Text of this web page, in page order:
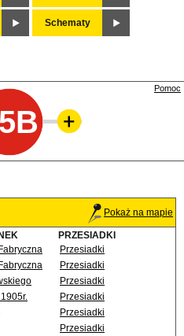
Schematy
Pomoc
Pokaż na mapie
PRZESIADKI
Przesiadki
Przesiadki
Przesiadki
Przesiadki
Przesiadki
Przesiadki